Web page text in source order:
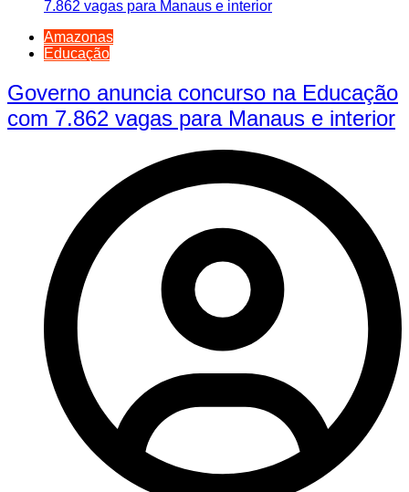
Amazonas
Educação
Governo anuncia concurso na Educação
com 7.862 vagas para Manaus e interior